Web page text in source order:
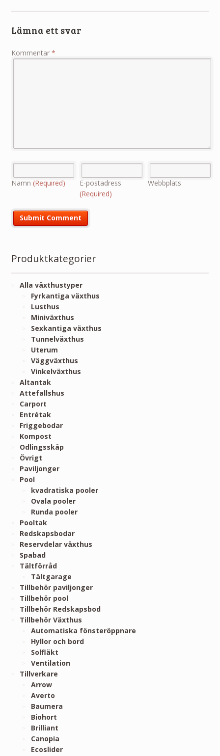
Lämna ett svar
Kommentar *
Namn (Required)
E-postadress
(Required)
Webbplats
Produktkategorier
Alla växthustyper
Fyrkantiga växthus
Lusthus
Miniväxthus
Sexkantiga växthus
Tunnelväxthus
Uterum
Väggväxthus
Vinkelväxthus
Altantak
Attefallshus
Carport
Entrétak
Friggebodar
Kompost
Odlingsskåp
Övrigt
Paviljonger
Pool
kvadratiska pooler
Ovala pooler
Runda pooler
Pooltak
Redskapsbodar
Reservdelar växthus
Spabad
Tältförråd
Tältgarage
Tillbehör paviljonger
Tillbehör pool
Tillbehör Redskapsbod
Tillbehör Växthus
Automatiska fönsteröppnare
Hyllor och bord
Solfläkt
Ventilation
Tillverkare
Arrow
Averto
Baumera
Biohort
Brilliant
Canopia
Ecoslider